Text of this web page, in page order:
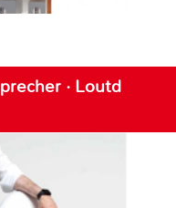
· Loutd